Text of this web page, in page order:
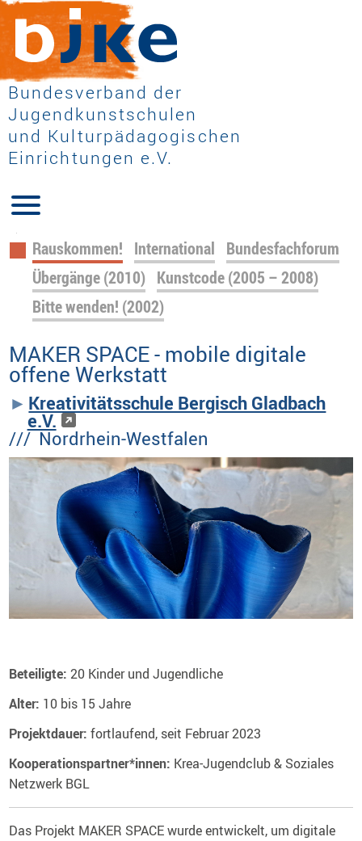
Bundesverband der
Jugendkunstschulen
und Kulturpädagogischen
Einrichtungen e.V.
Navigation
überspringen
Rauskommen! International Bundesfachforum
Übergänge (2010) Kunstcode (2005 – 2008)
Bitte wenden! (2002)
MAKER SPACE - mobile digitale
offene Werkstatt
Kreativitätsschule Bergisch Gladbach
e.V.
/// Nordrhein-Westfalen
Beteiligte:20 Kinder und Jugendliche
Alter: 10 bis 15 Jahre
Projektdauer: fortlaufend, seit Februar 2023
Kooperationspartner*innen: Krea-Jugendclub & Soziales
Netzwerk BGL
Das Projekt MAKER SPACE wurde entwickelt, um digitale